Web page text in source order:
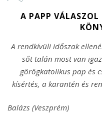
A PAPP VÁLASZOL
A rendkívüli időszak
sőt talán most van
görögkatolikus pap és
kísértés, a karantén és
Balázs (Veszprém)